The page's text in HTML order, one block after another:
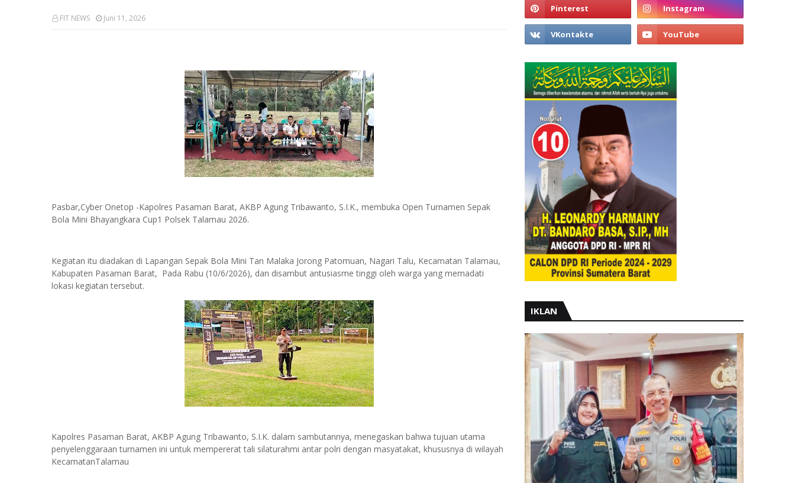
FIT NEWS Juni 11, 2026
Pasbar,Cyber Onetop -Kapolres Pasaman Barat, AKBP Agung Tribawanto, S.I.K., membuka Open Turnamen Sepak
Bola Mini Bhayangkara Cup1 Polsek Talamau 2026.
Kegiatan itu diadakan di Lapangan Sepak Bola Mini Tan Malaka Jorong Patomuan, Nagari Talu, Kecamatan Talamau,
Kabupaten Pasaman Barat, Pada Rabu (10/6/2026), dan disambut antusiasme tinggi oleh warga yang memadati
lokasi kegiatan tersebut.
Kapolres Pasaman Barat, AKBP Agung Tribawanto, S.I.K. dalam sambutannya, menegaskan bahwa tujuan utama
penyelenggaraan turnamen ini untuk mempererat tali silaturahmi antar polri dengan masyatakat, khususnya di wilayah
KecamatanTalamau
IKLAN